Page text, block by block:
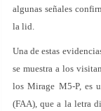
algunas señales
la lid.
Una de estas
se muestra a los
los Mirage M5-P, es
(FAA), que a la letra